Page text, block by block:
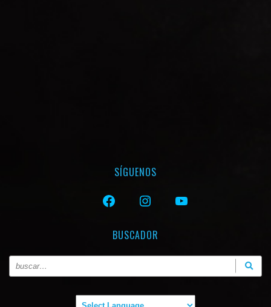
SÍGUENOS
FACEBOOKINSTAGRAMYOUTUBE
BUSCADOR